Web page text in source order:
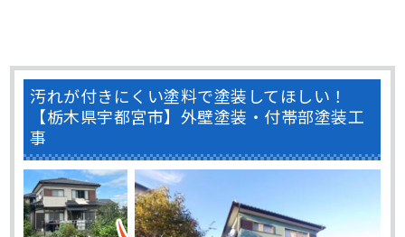
汚れが付きにくい塗料で塗装してほしい！
【栃木県宇都宮市】外壁塗装・付帯部塗装工
事